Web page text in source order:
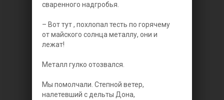
сваренного надгробья.
– Вот тут , похлопал тесть по горячему
от майского солнца металлу, они и
лежат!
Металл гулко отозвался.
Мы помолчали. Степной ветер,
налетевший с дельты Дона,